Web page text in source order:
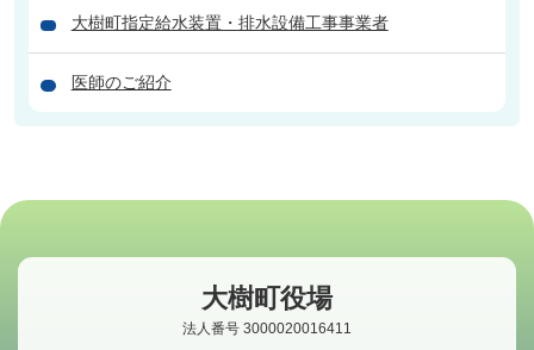
大樹町指定給水装置・排水設備工事事業者
医師のご紹介
大樹町役場
法人番号 3000020016411